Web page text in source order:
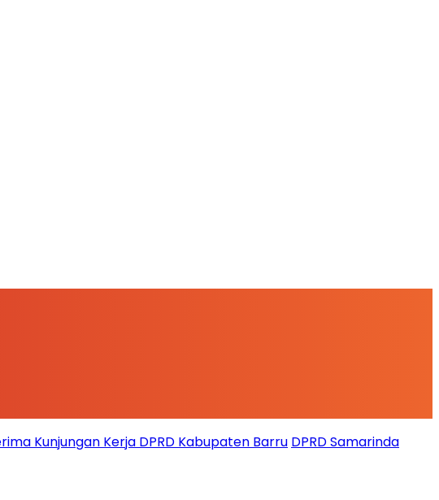
Kunjungan Kerja DPRD Kabupaten Barru DPRD Samarinda